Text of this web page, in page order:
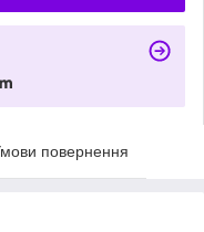
повернення